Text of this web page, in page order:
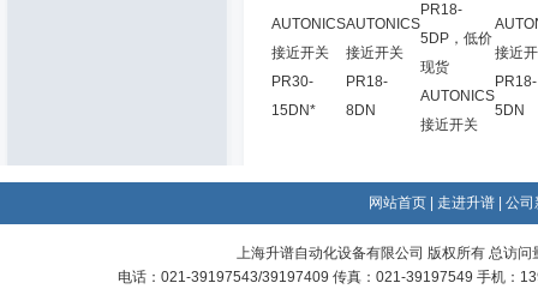
AUTONICS
接近开关
PR30-
15DN*
AUTONICS
接近开关
PR18-
8DN
PR18-
5DP，低价
现货
AUTONICS
接近开关
接近
PR18-
5DN
网站首页 走进升谱 公司
上海升谱自动化设备有限公司 版权所有 总访问
电话：021-39197543/39197409 传真：021-39197549 手机：